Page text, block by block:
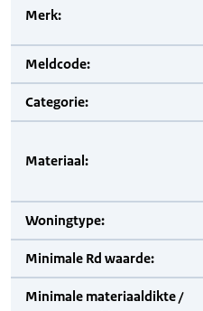
Merk:
Meldcode:
Categorie:
Materiaal:
Woningtype:
Minimale Rd waarde:
Minimale materiaaldikte /